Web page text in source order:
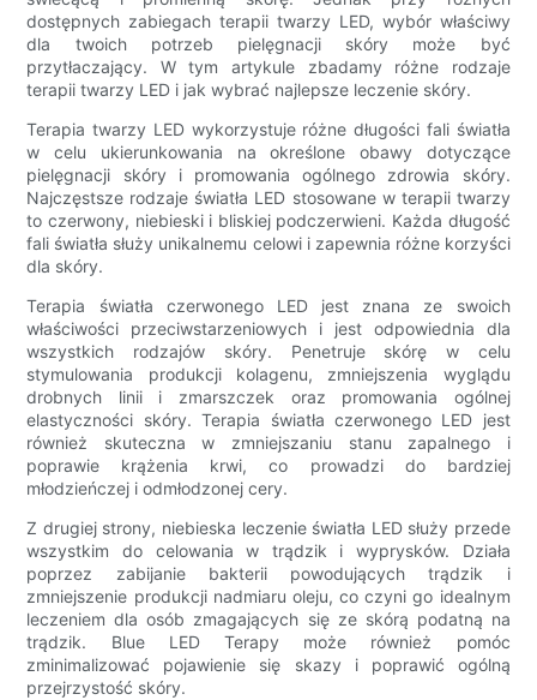
dostępnych zabiegach terapii twarzy LED, wybór właściwy
dla twoich potrzeb pielęgnacji skóry może być
przytłaczający. W tym artykule zbadamy różne rodzaje
terapii twarzy LED i jak wybrać najlepsze leczenie skóry.
Terapia twarzy LED wykorzystuje różne długości fali światła
w celu ukierunkowania na określone obawy dotyczące
pielęgnacji skóry i promowania ogólnego zdrowia skóry.
Najczęstsze rodzaje światła LED stosowane w terapii twarzy
to czerwony, niebieski i bliskiej podczerwieni. Każda długość
fali światła służy unikalnemu celowi i zapewnia różne korzyści
dla skóry.
Terapia światła czerwonego LED jest znana ze swoich
właściwości przeciwstarzeniowych i jest odpowiednia dla
wszystkich rodzajów skóry. Penetruje skórę w celu
stymulowania produkcji kolagenu, zmniejszenia wyglądu
drobnych linii i zmarszczek oraz promowania ogólnej
elastyczności skóry. Terapia światła czerwonego LED jest
również skuteczna w zmniejszaniu stanu zapalnego i
poprawie krążenia krwi, co prowadzi do bardziej
młodzieńczej i odmłodzonej cery.
Z drugiej strony, niebieska leczenie światła LED służy przede
wszystkim do celowania w trądzik i wyprysków. Działa
poprzez zabijanie bakterii powodujących trądzik i
zmniejszenie produkcji nadmiaru oleju, co czyni go idealnym
leczeniem dla osób zmagających się ze skórą podatną na
trądzik. Blue LED Terapy może również pomóc
zminimalizować pojawienie się skazy i poprawić ogólną
przejrzystość skóry.